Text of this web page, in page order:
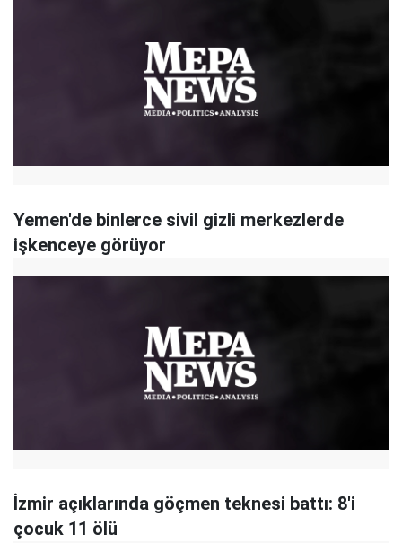
Yemen'de binlerce sivil gizli merkezlerde
işkenceye görüyor
İzmir açıklarında göçmen teknesi battı: 8'i
çocuk 11 ölü